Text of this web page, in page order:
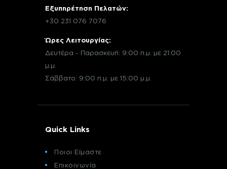
Εξυπηρέτηση Πελατών:
+30 231 076 7076
Ώρες Λειτουργίας:
Δευτέρα - Παρασκευή: 9:00 π.μ. με 21:00
μ.μ.
Σάββατο: 9:00 π.μ. με 15:00 μ.μ.
Quick Links
Ποιοι Είμαστε
Επικοινωνία